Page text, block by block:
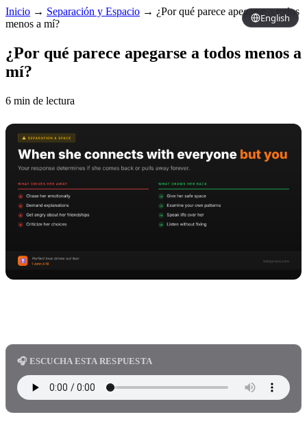
English
Inicio → Separación y Espacio → ¿Por qué parece apegarse a todos
menos a mí?
¿Por qué parece apegarse a todos menos a
mí?
6 min de lectura
🎧 ESCUCHA ESTA RESPUESTA